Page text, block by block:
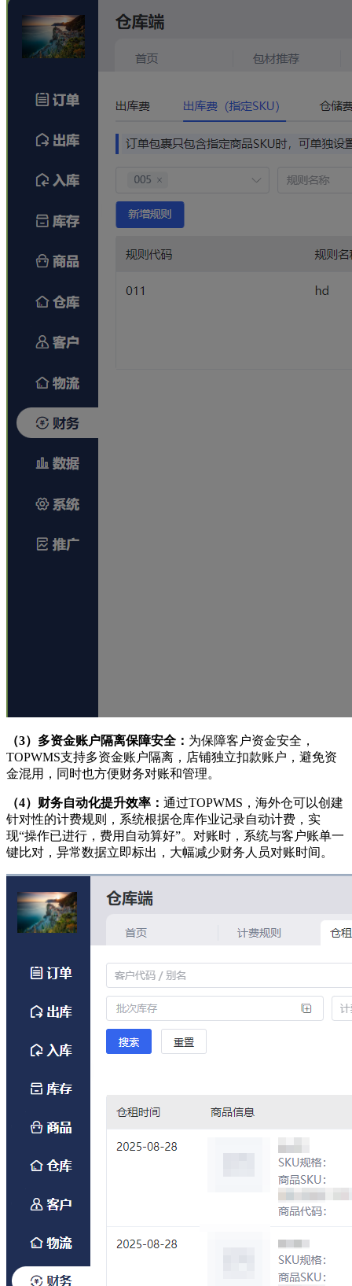
（3） 多资金账户隔离保障安全： 为保障客户资金安全，
TOPWMS支持多资金账户隔离，店铺独立扣款账户，避免资
金混用，同时也方便财务对账和管理。
（4） 财务自动化提升效率： 通过TOPWMS，海外仓可以创建
针对性的计费规则，系统根据仓库作业记录自动计费，实
现“操作已进行，费用自动算好”。对账时，系统与客户账单一
键比对，异常数据立即标出，大幅减少财务人员对账时间。